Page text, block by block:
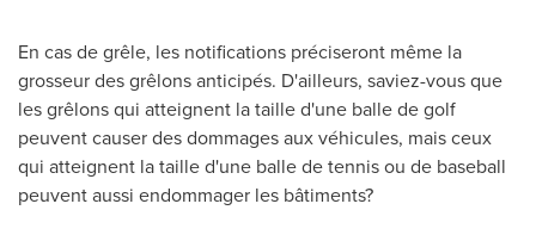
En cas de grêle, les notifications préciseront même la
grosseur des grêlons anticipés. D'ailleurs, saviez-vous que
les grêlons qui atteignent la taille d'une balle de golf
peuvent causer des dommages aux véhicules, mais ceux
qui atteignent la taille d'une balle de tennis ou de baseball
peuvent aussi endommager les bâtiments?